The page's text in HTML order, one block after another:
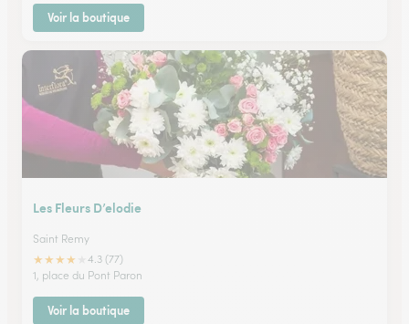
Voir la boutique
Les Fleurs D’elodie
Saint Remy
★★★★
4.3 (77)
1, place du Pont Paron
Voir la boutique